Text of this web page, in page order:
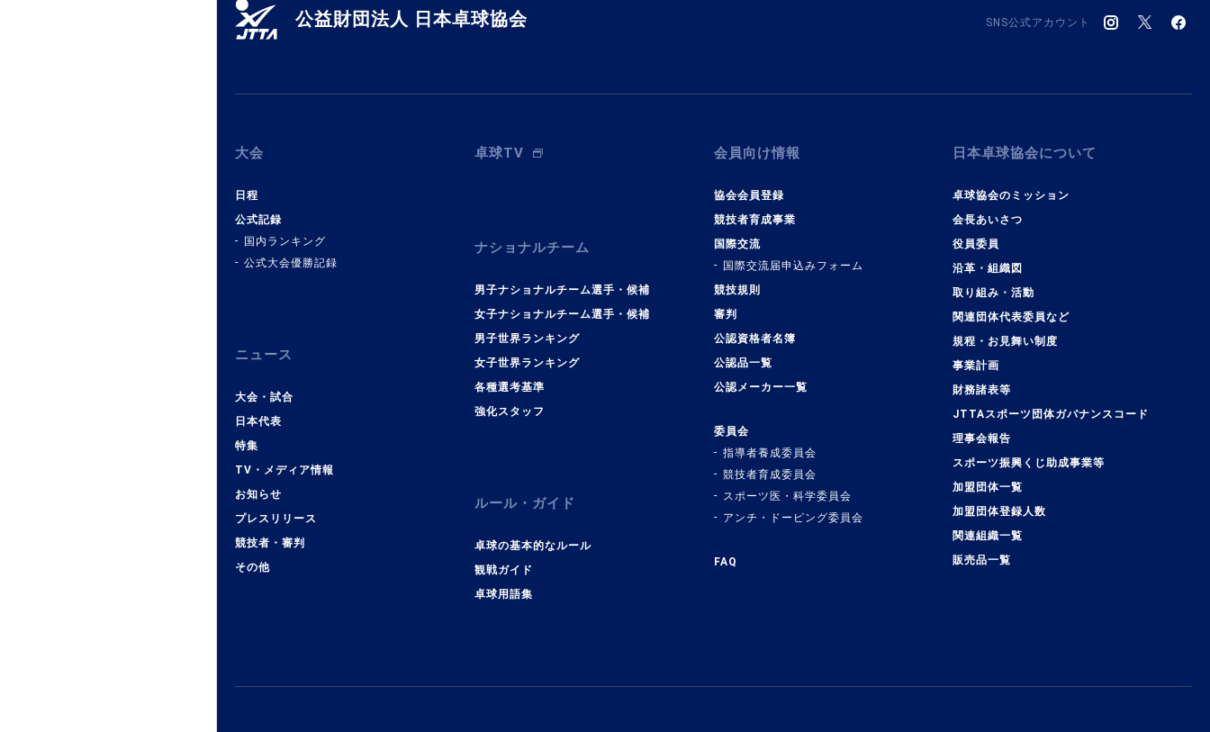
公益財団法人 日本卓球協会 SNS公式アカウント
大会
日程
公式記録
国内ランキング
公式大会優勝記録
ニュース
大会・試合
日本代表
特集
TV・メディア情報
お知らせ
プレスリリース
競技者・審判
その他
卓球TV
ナショナルチーム
男子ナショナルチーム選手・候補
女子ナショナルチーム選手・候補
男子世界ランキング
女子世界ランキング
各種選考基準
強化スタッフ
ルール・ガイド
卓球の基本的なルール
観戦ガイド
卓球用語集
会員向け情報
協会会員登録
競技者育成事業
国際交流
国際交流届申込みフォーム
競技規則
審判
公認資格者名簿
公認品一覧
公認メーカー一覧
委員会
指導者養成委員会
競技者育成委員会
スポーツ医・科学委員会
アンチ・ドーピング委員会
FAQ
日本卓球協会について
卓球協会のミッション
会長あいさつ
役員委員
沿革・組織図
取り組み・活動
関連団体代表委員など
規程・お見舞い制度
事業計画
財務諸表等
JTTAスポーツ団体ガバナンスコード
理事会報告
スポーツ振興くじ助成事業等
加盟団体一覧
加盟団体登録人数
関連組織一覧
販売品一覧